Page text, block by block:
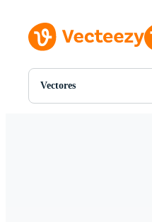
Vectores
Todas Imágenes